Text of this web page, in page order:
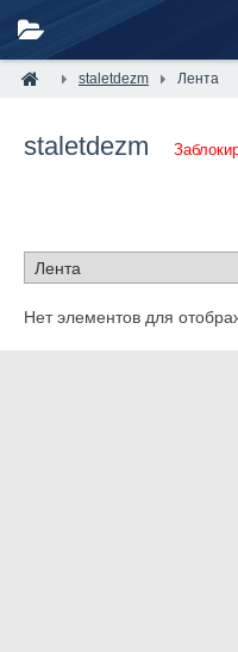
staletdezm Лента
staletdezm
Нет элементов для